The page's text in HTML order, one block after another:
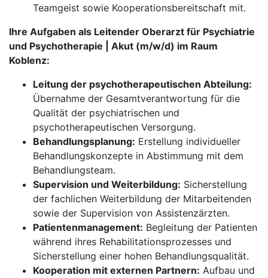
Teamgeist sowie Kooperationsbereitschaft mit.
Ihre Aufgaben als Leitender Oberarzt für Psychiatrie
und Psychotherapie | Akut (m/w/d) im Raum
Koblenz:
Leitung der psychotherapeutischen Abteilung:
Übernahme der Gesamtverantwortung für die
Qualität der psychiatrischen und
psychotherapeutischen Versorgung.
Behandlungsplanung: Erstellung individueller
Behandlungskonzepte in Abstimmung mit dem
Behandlungsteam.
Supervision und Weiterbildung: Sicherstellung
der fachlichen Weiterbildung der Mitarbeitenden
sowie der Supervision von Assistenzärzten.
Patientenmanagement: Begleitung der Patienten
während ihres Rehabilitationsprozesses und
Sicherstellung einer hohen Behandlungsqualität.
Kooperation mit externen Partnern: Aufbau und